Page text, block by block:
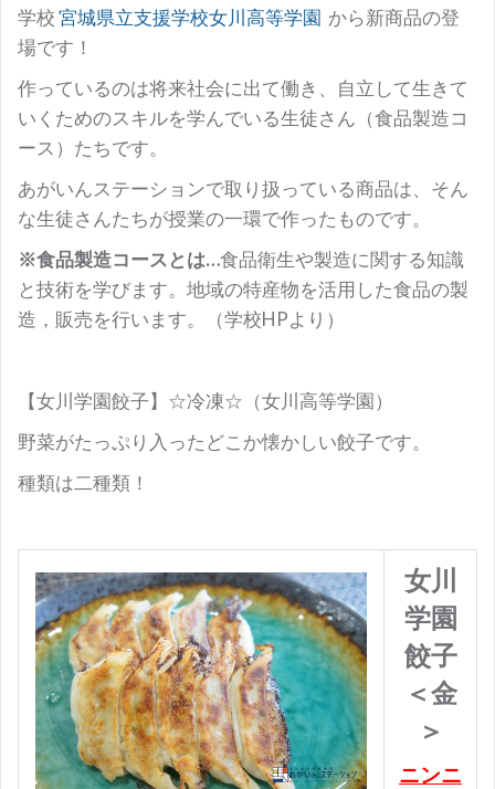
学校宮城県立支援学校女川高等学園 から新商品の登
場です！
作っているのは将来社会に出て働き、自立して生きて
いくためのスキルを学んでいる生徒さん（食品製造コ
ース）たちです。
あがいんステーションで取り扱っている商品は、そん
な生徒さんたちが授業の一環で作ったものです。
※食品製造コースとは…食品衛生や製造に関する知識
と技術を学びます。地域の特産物を活用した食品の製
造，販売を行います。（学校HPより）
【女川学園餃子】☆冷凍☆（女川高等学園）
野菜がたっぷり入ったどこか懐かしい餃子です。
種類は二種類！
女川
学園
餃子
＜金
＞
ニンニ